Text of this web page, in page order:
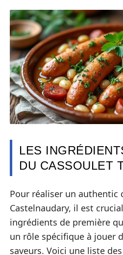
LES
DU CASSOULET
Pour réaliser un authentic
Castelnaudary, il est
ingrédients de première
un rôle spécifique à jouer
saveurs. Voici une liste